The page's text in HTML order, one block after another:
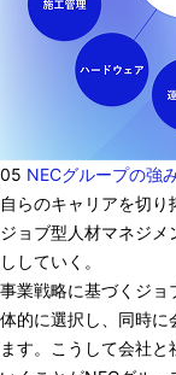
05 NECグループの強
自らのキャリアを切り
ジョブ型人材マネジ
ししていく。
事業戦略に基づくジョ
体的に選択し、同時に
ます。こうして会社